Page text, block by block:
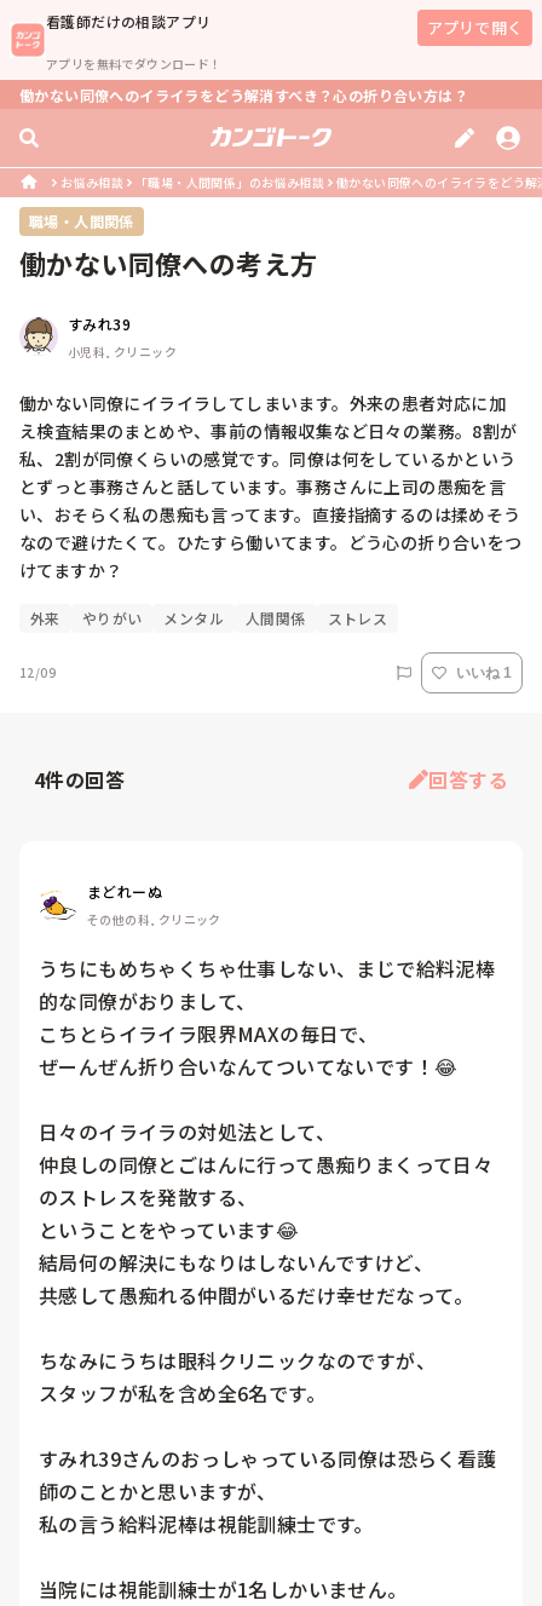
看護師だけの相談アプリ
アプリを無料でダウンロード！
アプリで開く
働かない同僚へのイライラをどう解消すべき？心の折り合い方は？
お悩み相談 「職場・人間関係」のお悩み相談 働かない同僚へのイライラをどう
職場・人間関係
働かない同僚への考え方
すみれ39
小児科, クリニック
働かない同僚にイライラしてしまいます。外来の患者対応に加
え検査結果のまとめや、事前の情報収集など日々の業務。8割が
私、2割が同僚くらいの感覚です。同僚は何をしているかという
とずっと事務さんと話しています。事務さんに上司の愚痴を言
い、おそらく私の愚痴も言ってます。直接指摘するのは揉めそう
なので避けたくて。ひたすら働いてます。どう心の折り合いをつ
けてますか？
外来 やりがい メンタル 人間関係 ストレス
12/09 いいね 1
4件の回答 回答する
まどれーぬ
その他の科, クリニック
うちにもめちゃくちゃ仕事しない、まじで給料泥棒
的な同僚がおりまして、
こちとらイライラ限界MAXの毎日で、
ぜーんぜん折り合いなんてついてないです！😂
日々のイライラの対処法として、
仲良しの同僚とごはんに行って愚痴りまくって日々
のストレスを発散する、
ということをやっています😂
結局何の解決にもなりはしないんですけど、
共感して愚痴れる仲間がいるだけ幸せだなって。
ちなみにうちは眼科クリニックなのですが、
スタッフが私を含め全6名です。
すみれ39さんのおっしゃっている同僚は恐らく看護
師のことかと思いますが、
私の言う給料泥棒は視能訓練士です。
当院には視能訓練士が1名しかいません。